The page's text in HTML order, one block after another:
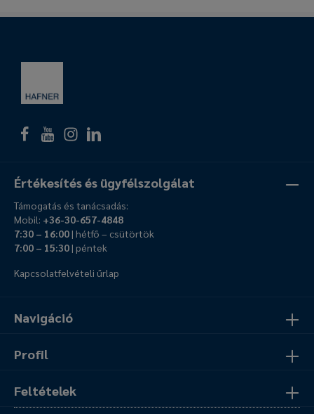
Navigáció
Profil
Feltételek
Értékesítés és ügyfélszolgálat
Támogatás és tanácsadás:
Mobil: +36-30-657-4848
7:30 – 16:00| hétfő – csütörtök
7:00 – 15:30| péntek
Kapcsolatfelvételi űrlap